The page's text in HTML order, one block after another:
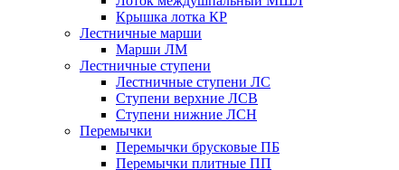
Крышка лотка КР
Лестничные марши
Марши ЛМ
Лестничные ступени
Лестничные ступени ЛС
Ступени верхние ЛСВ
Ступени нижние ЛСН
Перемычки
Перемычки брусковые ПБ
Перемычки плитные ПП